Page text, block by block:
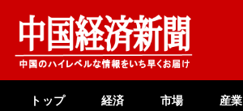
content
トップ 経済 市場 産業